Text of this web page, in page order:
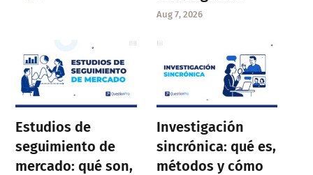
Aug 7, 2026
Estudios de
seguimiento de
mercado: qué son,
Investigación
sincrónica: qué es,
métodos y cómo